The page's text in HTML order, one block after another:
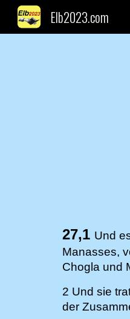
Elb2023.com
27,1 Und
Manasses,
Chogla und
2 Und sie
der